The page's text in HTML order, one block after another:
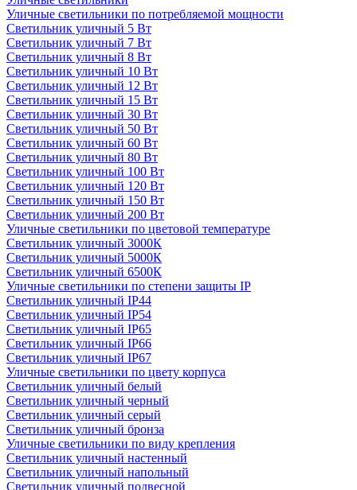
Уличные светильники по потребляемой мощности
Светильник уличный 5 Вт
Светильник уличный 7 Вт
Светильник уличный 8 Вт
Светильник уличный 10 Вт
Светильник уличный 12 Вт
Светильник уличный 15 Вт
Светильник уличный 30 Вт
Светильник уличный 50 Вт
Светильник уличный 60 Вт
Светильник уличный 80 Вт
Светильник уличный 100 Вт
Светильник уличный 120 Вт
Светильник уличный 150 Вт
Светильник уличный 200 Вт
Уличные светильники по цветовой температуре
Cветильник уличный 3000К
Cветильник уличный 5000К
Cветильник уличный 6500К
Уличные светильники по степени защиты IP
Светильник уличный IP44
Светильник уличный IP54
Светильник уличный IP65
Светильник уличный IP66
Светильник уличный IP67
Уличные светильники по цвету корпуса
Светильник уличный белый
Светильник уличный черный
Светильник уличный серый
Светильник уличный бронза
Уличные светильники по виду крепления
Светильник уличный настенный
Светильник уличный напольный
Светильник уличный подвесной